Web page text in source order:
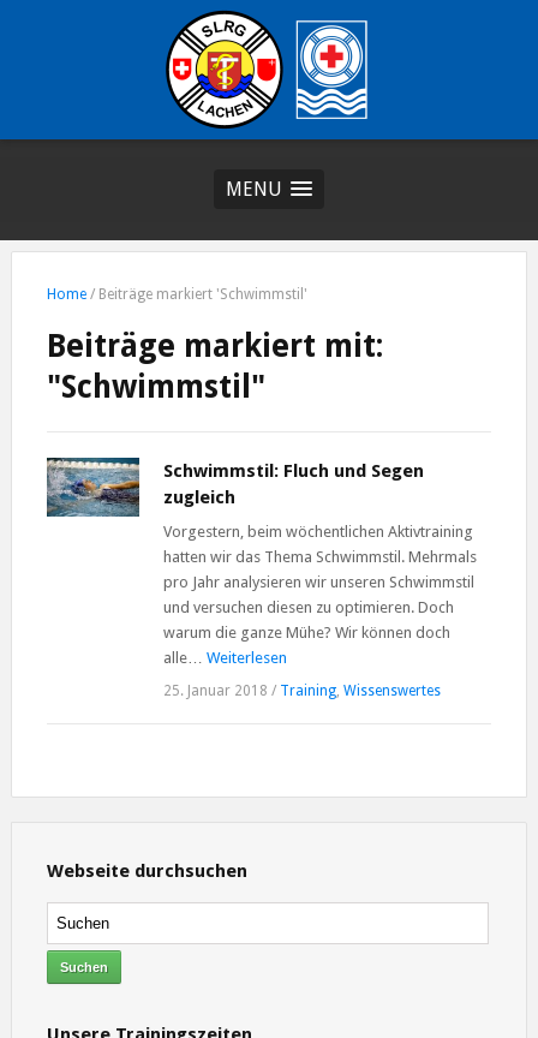
MENU
Home / Beiträge markiert 'Schwimmstil'
Beiträge markiert mit:
"Schwimmstil"
Schwimmstil: Fluch und Segen
zugleich
Vorgestern, beim wöchentlichen Aktivtraining
hatten wir das Thema Schwimmstil. Mehrmals
pro Jahr analysieren wir unseren Schwimmstil
und versuchen diesen zu optimieren. Doch
warum die ganze Mühe? Wir können doch
alle…Weiterlesen
25. Januar 2018 / Training,Wissenswertes
Webseite durchsuchen